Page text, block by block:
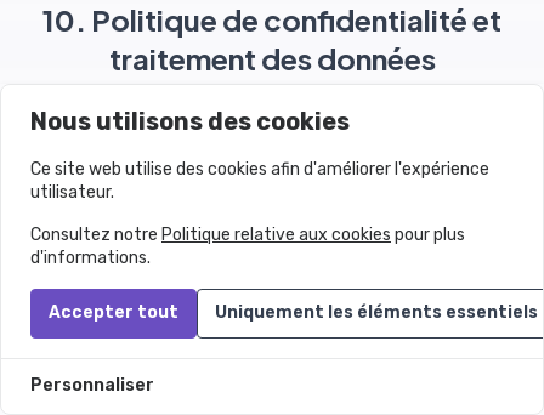
10. Politique de confidentialité et
traitement des données
Ovesio collecte et traite certaines données des
d'améliorer les services offerts, y compris pour la
formation de nos propres modèles d'IA. Le
traitement des données est effectué
conformément à la législation en vigueur
concernant la protection des données personnelles
le Règlement Général sur la
Protection des Données - RGPD).
Nous utilisons des cookies
Ce site web utilise des cookies afin d'améliorer l'expérience
utilisateur.
Consultez notre Politique relative aux cookies pour plus
d'informations.
Accepter tout Uniquement les éléments essentiels
Personnaliser